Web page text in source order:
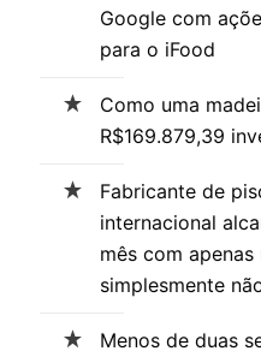
Google com
para o iFood
Como uma
R$169.879,39
Fabricante de
internacional
mês com
simplesmente
Menos de duas